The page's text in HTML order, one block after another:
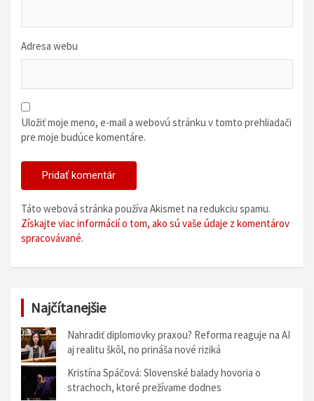
Adresa webu
Uložiť moje meno, e-mail a webovú stránku v tomto prehliadači
pre moje budúce komentáre.
Táto webová stránka používa Akismet na redukciu spamu.
Získajte viac informácií o tom, ako sú vaše údaje z komentárov
spracovávané.
Najčítanejšie
Nahradiť diplomovky praxou? Reforma reaguje na AI
aj realitu škôl, no prináša nové riziká
Kristína Spáčová: Slovenské balady hovoria o
strachoch, ktoré prežívame dodnes